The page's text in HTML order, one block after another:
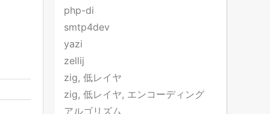
php-di
smtp4dev
yazi
zellij
zig, 低レイヤ
zig, 低レイヤ, エンコーディング
アルゴリズム